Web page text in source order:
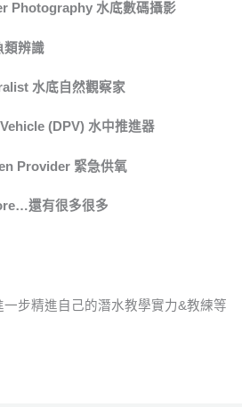
Photography 水底數碼攝影
類辨識
水底自然觀察家
(DPV) 水中推進器
Provider 緊急供氧
還有很多很多
步精進自己的潛水教學實力&教練等